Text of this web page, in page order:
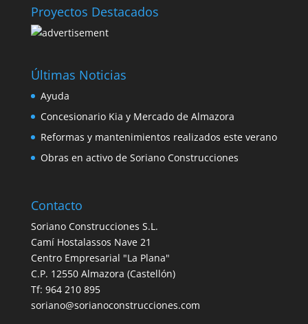
Proyectos Destacados
Últimas Noticias
Ayuda
Concesionario Kia y Mercado de Almazora
Reformas y mantenimientos realizados este verano
Obras en activo de Soriano Construcciones
Contacto
Soriano Construcciones S.L.
Camí Hostalassos Nave 21
Centro Empresarial "La Plana"
C.P. 12550 Almazora (Castellón)
Tf: 964 210 895
soriano@sorianoconstrucciones.com